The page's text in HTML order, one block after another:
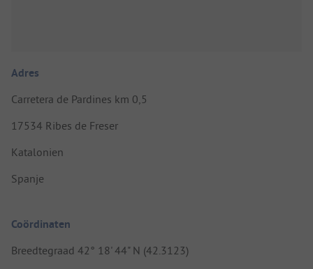
Adres
Carretera de Pardines km 0,5
17534 Ribes de Freser
Katalonien
Spanje
Coördinaten
Breedtegraad 42° 18' 44" N (42.3123)